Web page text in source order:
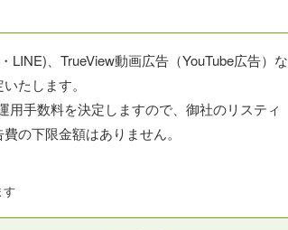
、TrueView動画広告（YouTube広告）な
たします。
手数料を決定しますので、御社のリスティ
の下限金額はありません。